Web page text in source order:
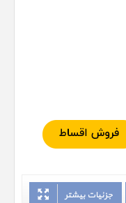
جزئیات بیشتر